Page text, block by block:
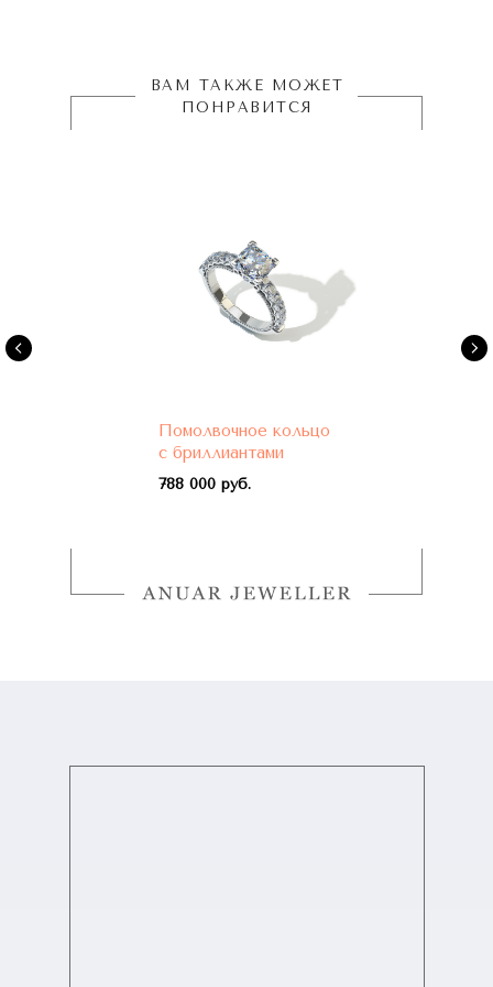
ВАМ ТАКЖЕ МОЖЕТ
ПОНРАВИТСЯ
Помолвочное кольцо
с бриллиантами
788 000 руб.